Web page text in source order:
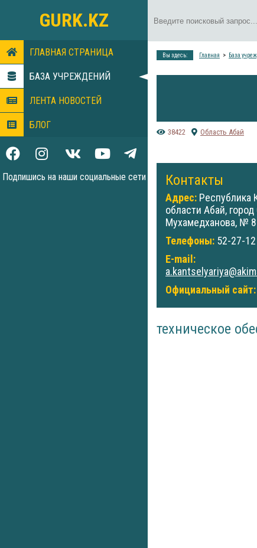
GURK.KZ
ГЛАВНАЯ СТРАНИЦА
БАЗА УЧРЕЖДЕНИЙ
ЛЕНТА НОВОСТЕЙ
БЛОГ
Подпишись на наши социальные сети
Вы здесь: Главная База
38422 Область Абай
Контакты
Адрес: Республика
области Абай,
Мухамедханова, № 8
Телефоны: 52-27-12
E-mail:
Официальный сайт:
техническое